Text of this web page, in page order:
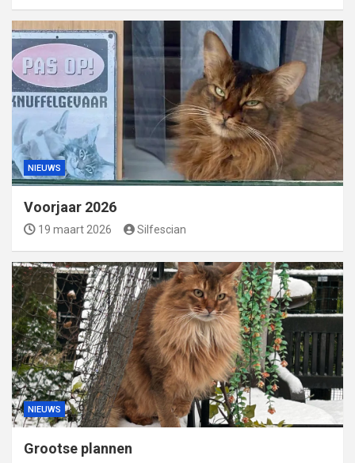
NIEUWS
Voorjaar 2026
19 maart 2026 Silfescian
NIEUWS
Grootse plannen